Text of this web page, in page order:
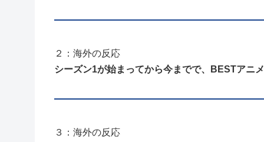
２：海外の反応
シーズン1が始まってから今までで、BESTアニ
３：海外の反応